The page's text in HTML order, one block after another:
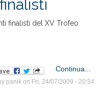
finalisti del XV Trofeo
Continua...
panik on Fri, 24/07/2009 - 20:54